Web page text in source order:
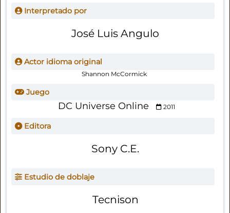
Interpretado por
José Luis Angulo
Actor idioma original
Shannon McCormick
Juego
DC Universe Online 2011
Editora
Sony C.E.
Estudio de doblaje
Tecnison